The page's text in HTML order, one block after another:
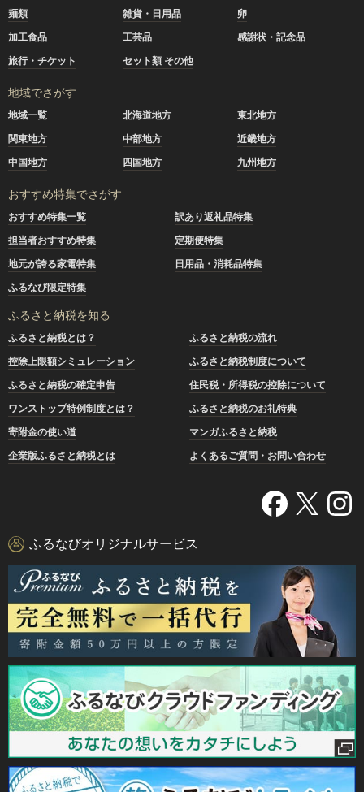
麺類
雑貨・日用品
卵
加工食品
工芸品
感謝状・記念品
旅行・チケット
セット類 その他
地域でさがす
地域一覧 北海道地方
東北地方
関東地方
中部地方
近畿地方
中国地方
四国地方 九州地方
おすすめ特集でさがす
おすすめ特集一覧
訳あり返礼品特集
担当者おすすめ特集
定期便特集
地元が誇る家電特集
日用品・消耗品特集
ふるなび限定特集
ふるさと納税を知る
ふるさと納税とは？
ふるさと納税の流れ
控除上限額シミュレーション
ふるさと納税制度について
ふるさと納税の確定申告
住民税・所得税の控除について
ワンストップ特例制度とは？
ふるさと納税のお礼特典
寄附金の使い道
マンガふるさと納税
企業版ふるさと納税とは
よくあるご質問・お問い合わせ
ふるなびオリジナルサービス